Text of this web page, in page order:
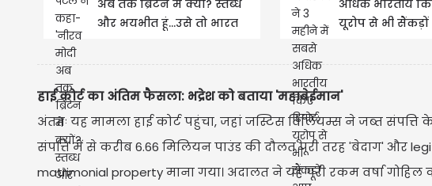
अब तक ब्रिटेन में क्यों? स्तब्ध
और भयभीत हूं...उसे तो भारत
अधिक भारतीय
यूरोप से भी
हाई कोर्ट का अंतिम फैसला: भद्रेश को बताया 'महाबेईमान'
अंततः यह मामला हाई कोर्ट पहुंचा, जहां जस्टिस विलियम्स ने जब्त
संपत्ति में से करीब 6.66 मिलियन पाउंड की दौलत पूरी तरह 'बेदाग' और
matrimonial property माना गया। अदालत ने यह पूरी रकम वर्षा